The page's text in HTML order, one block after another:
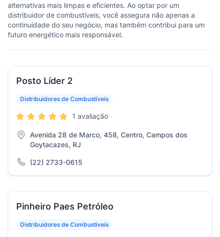
alternativas mais limpas e eficientes. Ao optar por um
distribuidor de combustíveis, você assegura não apenas a
continuidade do seu negócio, mas também contribui para um
futuro energético mais responsável.
Posto Líder 2
Distribuidores de Combustíveis
1 avaliação
Avenida 28 de Marco, 458, Centro, Campos dos
Goytacazes, RJ
(22) 2733-0615
Pinheiro Paes Petróleo
Distribuidores de Combustíveis